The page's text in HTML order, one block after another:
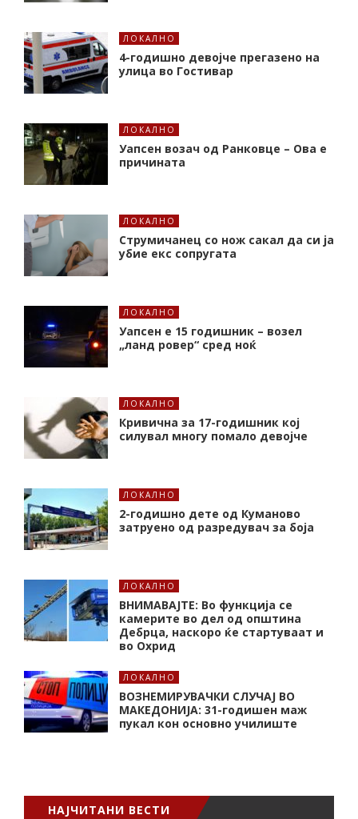
ЛОКАЛНО
4-годишно девојче прегазено на
улица во Гостивар
ЛОКАЛНО
Уапсен возач од Ранковце – Ова е
причината
ЛОКАЛНО
Струмичанец со нож сакал да си ја
убие екс сопругата
ЛОКАЛНО
Уапсен е 15 годишник – возел
„ланд ровер“ сред ноќ
ЛОКАЛНО
Кривична за 17-годишник кој
силувал многу помало девојче
ЛОКАЛНО
2-годишно дете од Куманово
затруено од разредувач за боја
ЛОКАЛНО
ВНИМАВАЈТЕ: Во функција се
камерите во дел од општина
Дебрца, наскоро ќе стартуваат и
во Охрид
ЛОКАЛНО
ВОЗНЕМИРУВАЧКИ СЛУЧАЈ ВО
МАКЕДОНИЈА: 31-годишен маж
пукал кон основнo училиште
НАЈЧИТАНИ ВЕСТИ